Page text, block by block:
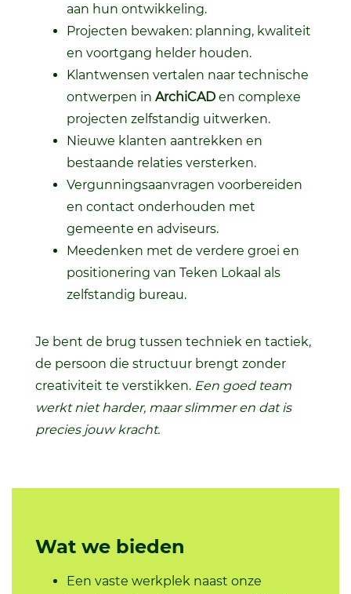
aan hun ontwikkeling.
Projecten bewaken: planning, kwaliteit
en voortgang helder houden.
Klantwensen vertalen naar technische
ontwerpen in ArchiCAD en complexe
projecten zelfstandig uitwerken.
Nieuwe klanten aantrekken en
bestaande relaties versterken.
Vergunningsaanvragen voorbereiden
en contact onderhouden met
gemeente en adviseurs.
Meedenken met de verdere groei en
positionering van Teken Lokaal als
zelfstandig bureau.
Je bent de brug tussen techniek en tactiek,
de persoon die structuur brengt zonder
creativiteit te verstikken. Een goed team
werkt niet harder, maar slimmer en dat is
precies jouw kracht.
Wat we bieden
Een vaste werkplek naast onze